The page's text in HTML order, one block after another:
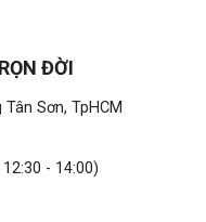
ĐỜI
Sơn, TpHCM
- 14:00)